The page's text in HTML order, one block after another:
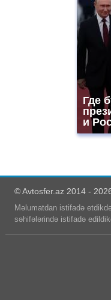
Где
и
© Avtosfer.az 2014 -
Məlumatdan istifadə
səhifələrində istifadə